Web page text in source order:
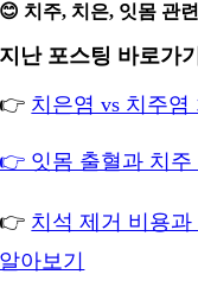
😊 치주, 치은, 잇몸 관
지난 포스팅 바로가기
👉 치은염 vs 치주염
👉 잇몸 출혈과 치주
👉 치석 제거 비용
알아보기